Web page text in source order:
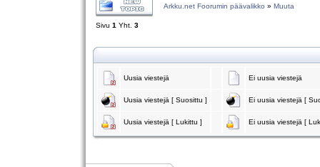
Arkku.net Foorumin päävalikko » Muuta
Sivu 1 Yht. 3
Uusia viestejä Ei uusia viestejä
Uusia viestejä [ Suosittu ] Ei uusia viestejä [
Uusia viestejä [ Lukittu ] Ei uusia viestejä [